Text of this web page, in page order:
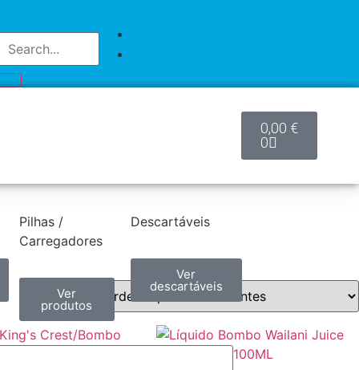
Pilhas /
Carregadores
Ver
produtos
Descartáveis
Ver
descartáveis
0,00 €
0